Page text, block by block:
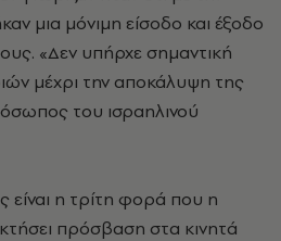
μια μόνιμη είσοδο και έξοδο
«Δεν υπήρχε σημαντική
μέχρι την αποκάλυψη της
του ισραηλινού
είναι η τρίτη φορά που η
πρόσβαση στα κινητά